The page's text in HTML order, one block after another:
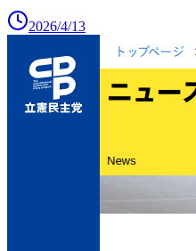
2026/4/13